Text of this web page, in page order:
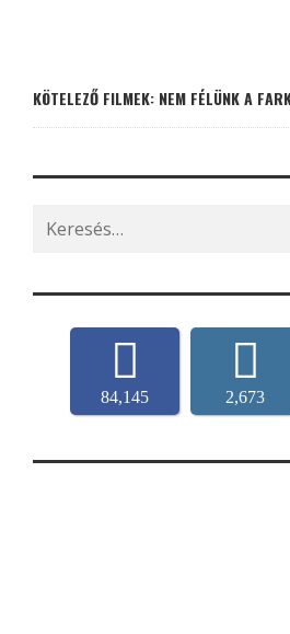
KÖTELEZŐ FILMEK: NEM FÉLÜNK A
Search
for:
84,145 2,673